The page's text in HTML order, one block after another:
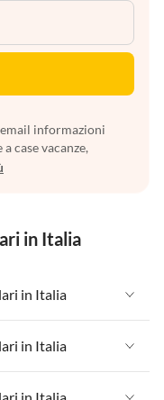
informazioni
case vacanze,
in Italia
in Italia
in Italia